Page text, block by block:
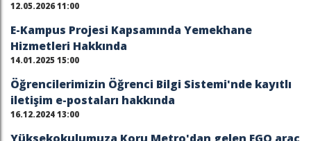
12.05.2026 11:00
E-Kampus Projesi Kapsamında Yemekhane
Hizmetleri Hakkında
14.01.2025 15:00
Öğrencilerimizin Öğrenci Bilgi Sistemi'nde kayıtlı
iletişim e-postaları hakkında
16.12.2024 13:00